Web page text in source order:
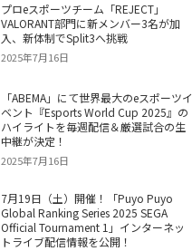
プロeスポーツチーム「REJECT」
VALORANT部門に新メンバー3名が加
入、新体制でSplit3へ挑戦
2025年7月16日
「ABEMA」にて世界最大のeスポーツイ
ベント『Esports World Cup 2025』の
ハイライトを毎週配信＆厳選試合の生
中継が決定！
2025年7月16日
7月19日（土）開催！「Puyo Puyo
Global Ranking Series 2025 SEGA
Official Tournament 1」インターネッ
トライブ配信情報を公開！